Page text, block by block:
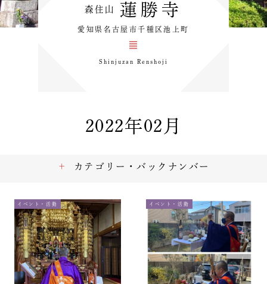
森住山 蓮勝寺
愛知県名古屋市千種区池上町
Shinjuzan Renshoji
2022年02月
イベント・活動 イベント・活動
カテゴリー・バックナンバー